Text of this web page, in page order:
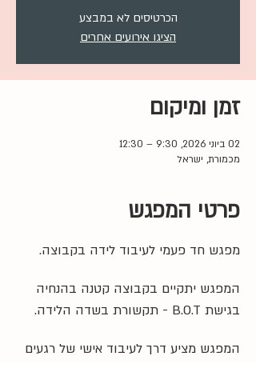
הכרטיסים לא במבצע
הציגו אירועים אחרים
זמן ומיקום
02 ביוני 2026, 9:30 – 12:30
מכמורת, ישראל
פרטי המפגש
מפגש חד פעמי לעיבוד לידה בקבוצה.
המפגש יתקיים בקבוצה קטנה בהנחיה
בגישת B.O.T - תקשורת בשדה הלידה.
המפגש מציע דרך לעיבוד אישי של רגעים